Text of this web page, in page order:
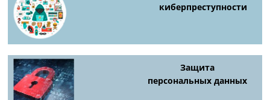
киберпреступности
Защита
персональных данных